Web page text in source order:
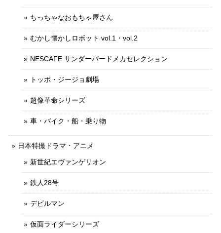
ちっちゃなおもちゃ屋さん
むかし懐かしロボット vol.1・vol.2
NESCAFE サンダーバードメカセレクション
トッポ・ジージョ劇場
超像革命シリーズ
車・バイク・船・乗り物
日本特撮ドラマ・アニメ
新世紀エヴァンゲリオン
鉄人28号
デビルマン
仮面ライダーシリーズ